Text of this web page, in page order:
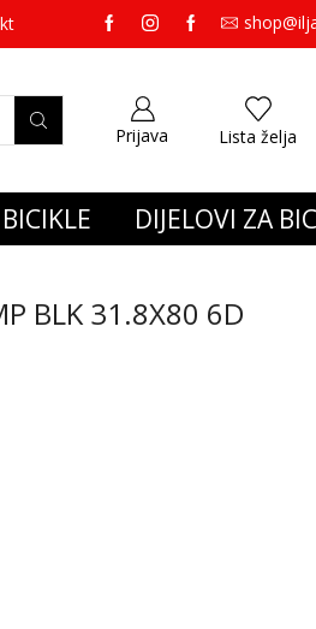
65,00 eura gratis dostava.
Prijava Lista želja
DIJELOVI ZA
BLK 31.8X80 6D